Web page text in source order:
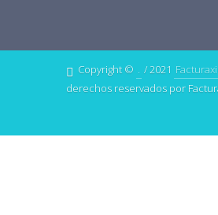
Copyright © . / 2021
derechos reservados por